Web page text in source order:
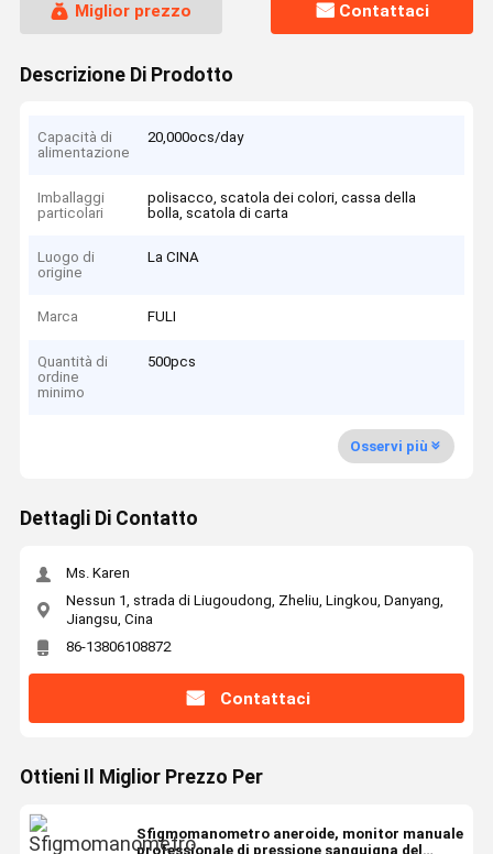
Miglior prezzo Contattaci
Descrizione Di Prodotto
Capacità di
alimentazione
20,000ocs/day
Imballaggi
particolari
polisacco, scatola dei colori, cassa della
bolla, scatola di carta
Luogo di
origine
La CINA
Marca FULI
Quantità di
ordine
minimo
500pcs
Osservi più
Dettagli Di Contatto
Ms. Karen
Nessun 1, strada di Liugoudong, Zheliu, Lingkou, Danyang,
Jiangsu, Cina
86-13806108872
Contattaci
Ottieni Il Miglior Prezzo Per
Sfigmomanometro aneroide, monitor manuale
professionale di pressione sanguigna del